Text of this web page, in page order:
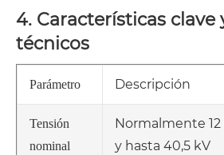
4. Características
técnicos
Parámetro Descripción
Tensión
nominal
Normalmente 12
y hasta 40,5 kV